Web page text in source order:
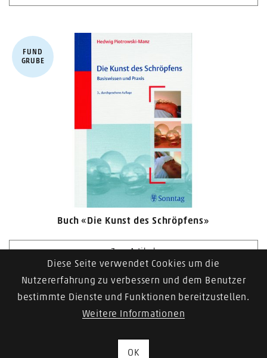
Buch «Die Kunst des Schröpfens»
Zum Artikel
FUND​
GRUBE
Diese Seite verwendet Cookies um die
Nutzererfahrung zu verbessern und dem Benutzer
bestimmte Dienste und Funktionen bereitzustellen.
Weitere Informationen
OK